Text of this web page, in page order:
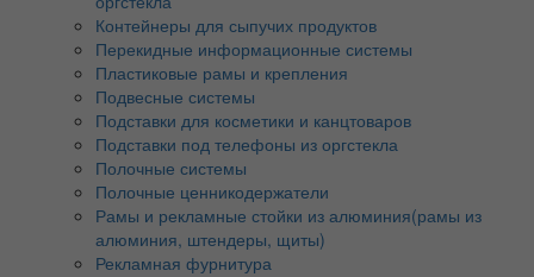
Контейнеры для сыпучих продуктов
Перекидные информационные системы
Пластиковые рамы и крепления
Подвесные системы
Подставки для косметики и канцтоваров
Подставки под телефоны из оргстекла
Полочные системы
Полочные ценникодержатели
Рамы и рекламные стойки из алюминия(рамы из
алюминия, штендеры, щиты)
Рекламная фурнитура